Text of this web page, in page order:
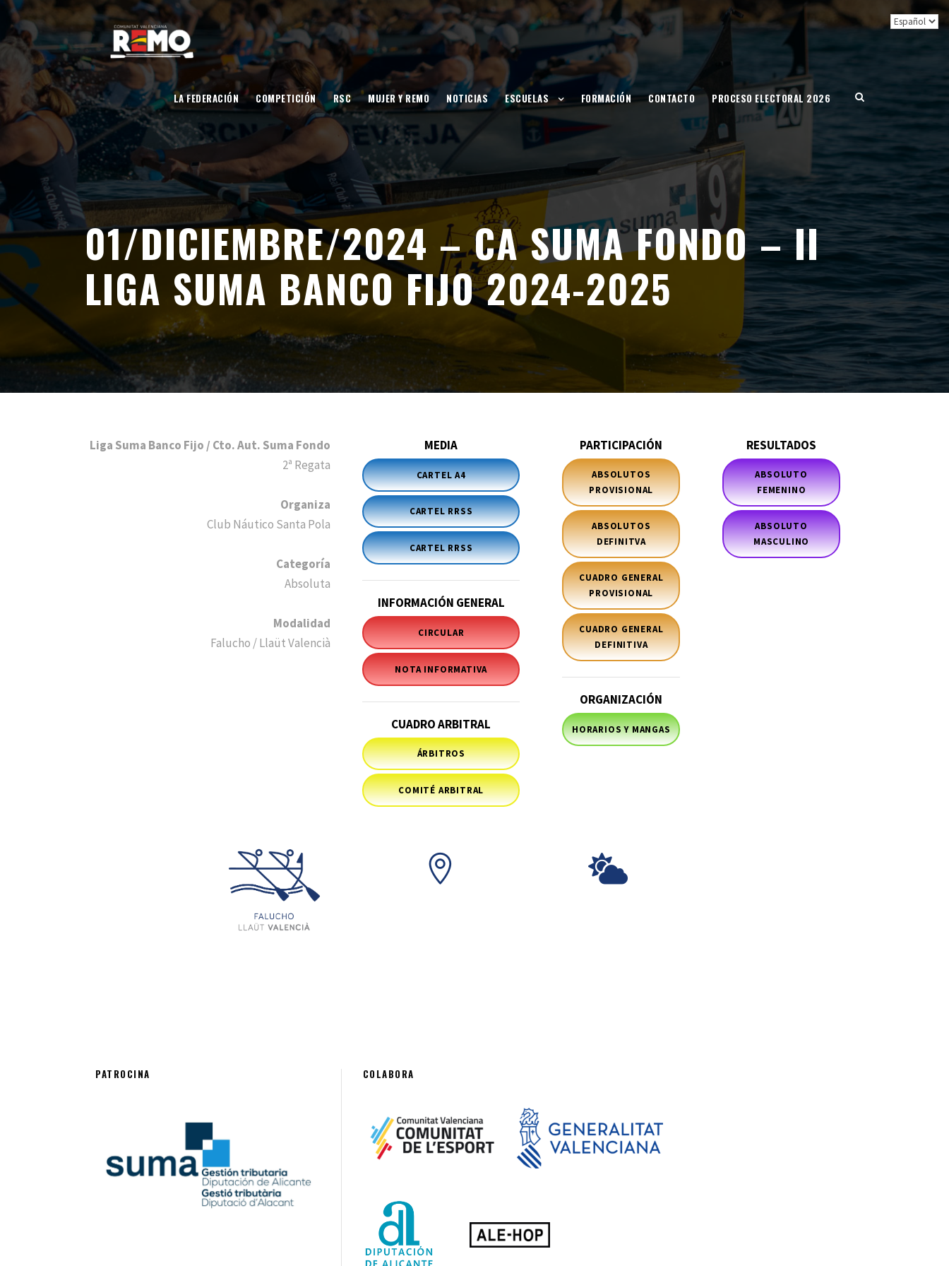
LA FEDERACIÓN COMPETICIÓN RSC MUJER Y REMO NOTICIAS ESCUELAS FORMACIÓN CONTACTO PROCESO ELECTORAL 2026
01/DICIEMBRE/2024 – CA SUMA FONDO – II
LIGA SUMA BANCO FIJO 2024-2025
Liga Suma Banco Fijo / Cto. Aut. Suma Fondo
2ª Regata
Organiza
Club Náutico Santa Pola
Categoría
Absoluta
Modalidad
Falucho / Llaüt Valencià
MEDIA
CARTEL A4
CARTEL RRSS
CARTEL RRSS
INFORMACIÓN GENERAL
CIRCULAR
NOTA INFORMATIVA
CUADRO ARBITRAL
ÁRBITROS
COMITÉ ARBITRAL
PARTICIPACIÓN
ABSOLUTOS
PROVISIONAL
ABSOLUTOS
DEFINITVA
CUADRO GENERAL
PROVISIONAL
CUADRO GENERAL
DEFINITIVA
ORGANIZACIÓN
HORARIOS Y MANGAS
RESULTADOS
ABSOLUTO
FEMENINO
ABSOLUTO
MASCULINO
PATROCINA COLABORA